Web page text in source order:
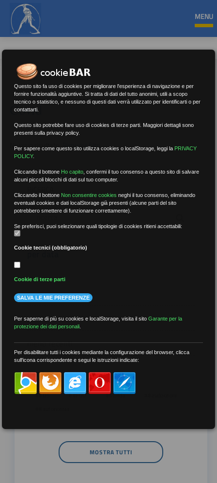
MENU
Covid
Nessun risultato.Rimuovi filtri
per data
più recenti
meno recenti
per tag
##DS ##FGU ##Gilda
MOSTRA TUTTI
Questo sito fa uso di cookies per migliorare l'esperienza di navigazione e per
fornire funzionalità aggiuntive. Si tratta di dati del tutto anonimi, utili a scopo
tecnico o statistico, e nessuno di questi dati verrà utilizzato per identificarti o per
contattarti.
Questo sito potrebbe fare uso di cookies di terze parti. Maggiori dettagli sono
presenti sulla privacy policy.
Per sapere come questo sito utilizza cookies o localStorage, leggi la PRIVACY
POLICY.
Cliccando il bottone Ho capito ,confermi il tuo consenso a questo sito di salvare
alcuni piccoli blocchi di dati sul tuo computer.
Cliccando il bottone Non consentire cookies neghi il tuo consenso, eliminando
eventuali cookies e dati localStorage già presenti (alcune parti del sito
potrebbero smettere di funzionare correttamente).
Se preferisci, puoi selezionare quali tipologie di cookies ritieni accettabili:
Cookie tecnici (obbligatorio)
Cookie di terze parti
SALVA LE MIE PREFERENZE
Per saperne di più su cookies e localStorage, visita il sitoGarante per la
protezione dei dati personali
Per disabilitare tutti i cookies mediante la configurazione del browser, clicca
sull'icona corrispondente e segui le istruzioni indicate: